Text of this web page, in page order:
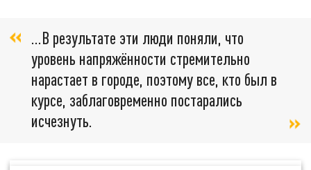
...В результате эти люди поняли, что
уровень напряжённости стремительно
нарастает в городе, поэтому все, кто был в
курсе, заблаговременно постарались
исчезнуть.